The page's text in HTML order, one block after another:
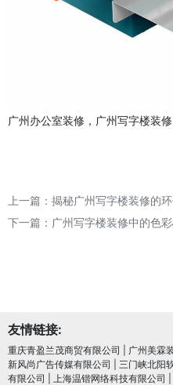
广州办公室装修，广州写字楼装修
上一篇： 揭秘广州写字楼装修的
下一篇： 广州写字楼装修中的色
友情链接:
重庆青盈兰茂商贸有限公司 广州美霖
新风尚广告传媒有限公司
三门峡北阳
有限公司
上海温锴网络科技有限公司